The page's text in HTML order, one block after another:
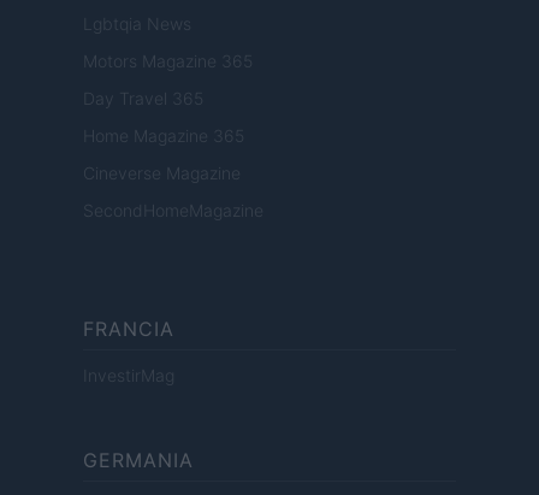
Lgbtqia News
Motors Magazine 365
Day Travel 365
Home Magazine 365
Cineverse Magazine
SecondHomeMagazine
FRANCIA
InvestirMag
GERMANIA